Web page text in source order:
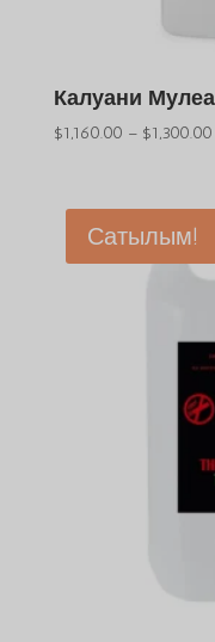
Калуани
$1,160.00 – $1,300.00
Сатылым!